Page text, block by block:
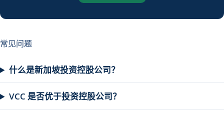
常见问题
什么是新加坡投资控股公司？
VCC 是否优于投资控股公司？